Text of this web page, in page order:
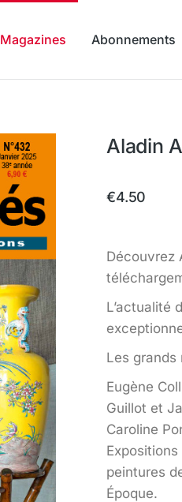
Magazines Abonnements
Aladin
€4.50
Découvrez
L’actualité
Les grands
Eugène
Guillot et
Caroline
peintures
Époque.